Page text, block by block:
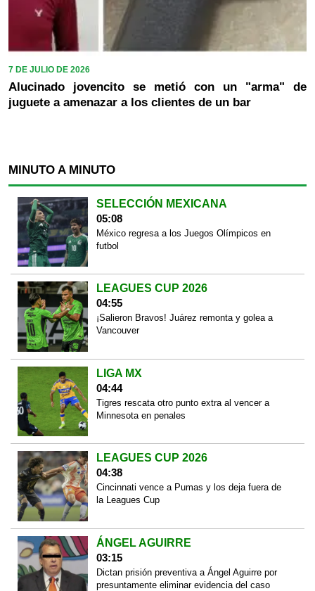
7 DE JULIO DE 2026
Alucinado jovencito se metió con un "arma" de
juguete a amenazar a los clientes de un bar
MINUTO A MINUTO
SELECCIÓN MEXICANA
05:08
México regresa a los Juegos Olímpicos en
futbol
LEAGUES CUP 2026
04:55
¡Salieron Bravos! Juárez remonta y golea a
Vancouver
LIGA MX
04:44
Tigres rescata otro punto extra al vencer a
Minnesota en penales
LEAGUES CUP 2026
04:38
Cincinnati vence a Pumas y los deja fuera de
la Leagues Cup
ÁNGEL AGUIRRE
03:15
Dictan prisión preventiva a Ángel Aguirre por
presuntamente eliminar evidencia del caso